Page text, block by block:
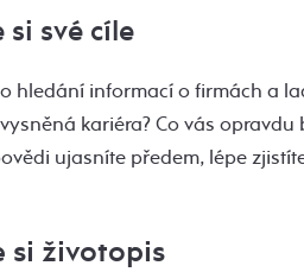
si své cíle
hledání informací o firmách a
kariéra? Co vás
ujasníte předem, lépe
si životopis